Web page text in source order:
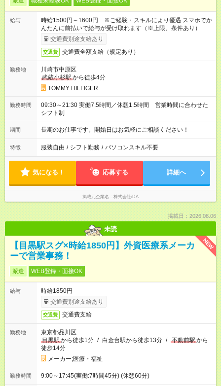
給与
時給1500円～1600円 ※ご経験・スキルにより優遇 スマホでか
んたんに前払いで給与が受け取れます（※上限、条件あり）
交通費別途支給あり
交通費 交通費全額支給（規定あり）
勤務地
川崎市中原区
武蔵小杉駅から徒歩4分
TOMMY HILFIGER
勤務時間
09:30～21:30 実働7.5時間／休憩1.5時間 営業時間に合わせた
シフト制
期間 長期のお仕事です。開始日はお気軽にご相談ください！
特徴 服装自由 / シフト勤務 / パソコンスキル不要
気になる！ 応募する 詳細へ
掲載元企業名 株式会社iDA
掲載日：2026.08.06
未読
NEW
【目黒駅スグ×時給1850円】外資医療系メーカ
ーで営業事務！
派遣 WEB登録・面接OK
給与
時給1850円
交通費別途支給あり
交通費 交通費支給
勤務地
東京都品川区
目黒駅から徒歩1分 / 白金台駅から徒歩13分 / 不動前駅から
徒歩14分
メーカー;医療・福祉
勤務時間 9:00～17:45(実働:7時間45分) (休憩60分)